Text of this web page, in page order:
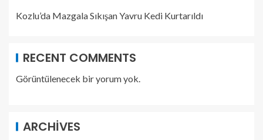
Kozlu’da Mazgala Sıkışan Yavru Kedi Kurtarıldı
RECENT COMMENTS
Görüntülenecek bir yorum yok.
ARCHIVES